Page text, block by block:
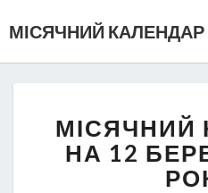
МІСЯЧНИЙ КАЛЕНДАР
МІСЯЧНИЙ
НА 12